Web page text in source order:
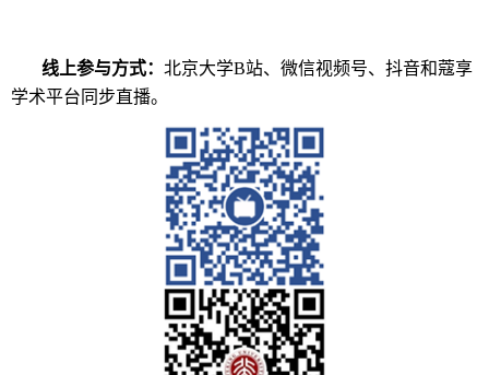
线上参与方式： 北京大学B站、微信视频号、抖音和蔻享
学术平台同步直播。